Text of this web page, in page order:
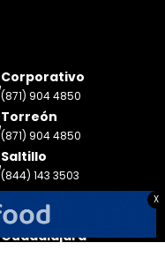
X
Corporativo
(871) 904 4850
Torreón
(871) 904 4850
Saltillo
(844) 143 3503
Monterrey
(81) 2188 0412
Guadalajara